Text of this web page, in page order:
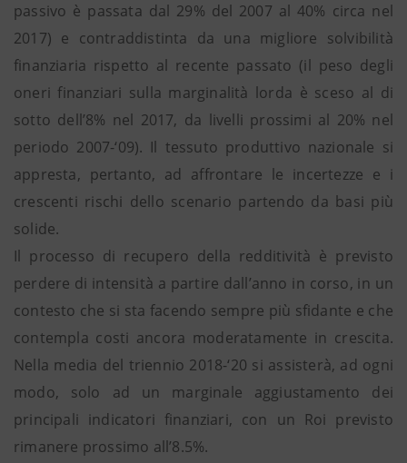
passivo è passata dal 29% del 2007 al 40% circa nel
2017) e contraddistinta da una migliore solvibilità
finanziaria rispetto al recente passato (il peso degli
oneri finanziari sulla marginalità lorda è sceso al di
sotto dell’8% nel 2017, da livelli prossimi al 20% nel
periodo 2007-‘09). Il tessuto produttivo nazionale si
appresta, pertanto, ad affrontare le incertezze e i
crescenti rischi dello scenario partendo da basi più
solide.
Il processo di recupero della redditività è previsto
perdere di intensità a partire dall’anno in corso, in un
contesto che si sta facendo sempre più sfidante e che
contempla costi ancora moderatamente in crescita.
Nella media del triennio 2018-‘20 si assisterà, ad ogni
modo, solo ad un marginale aggiustamento dei
principali indicatori finanziari, con un Roi previsto
rimanere prossimo all’8.5%.